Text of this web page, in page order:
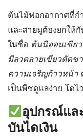
ต้นไม้ฟอกอากาศที่ก
และสายมูต้องยกให้กั
ในชื่อ ต้นนีออนเขีย
มีลวดลายเขียวตัดข
ความเจริญก้าวหน้า
เป็นพืชดูแลง่าย โตไ
อุปกรณ์แล
บันไดเงิน